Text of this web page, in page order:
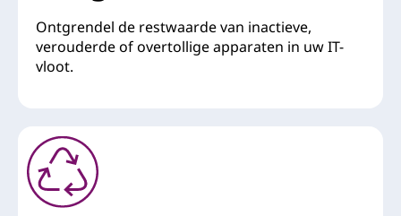
Ontgrendel de restwaarde van inactieve,
verouderde of overtollige apparaten in uw IT-
vloot.